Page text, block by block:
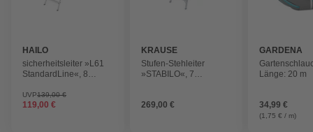
HAILO
sicherheitsleiter »L61
StandardLine«, 8
UVP139,00 €
119,00 €
KRAUSE
Stufen-Stehleiter
»STABILO«, 7
269,00 €
GARDENA
Länge: 20 m
34,99 €
(1,75 € / m)